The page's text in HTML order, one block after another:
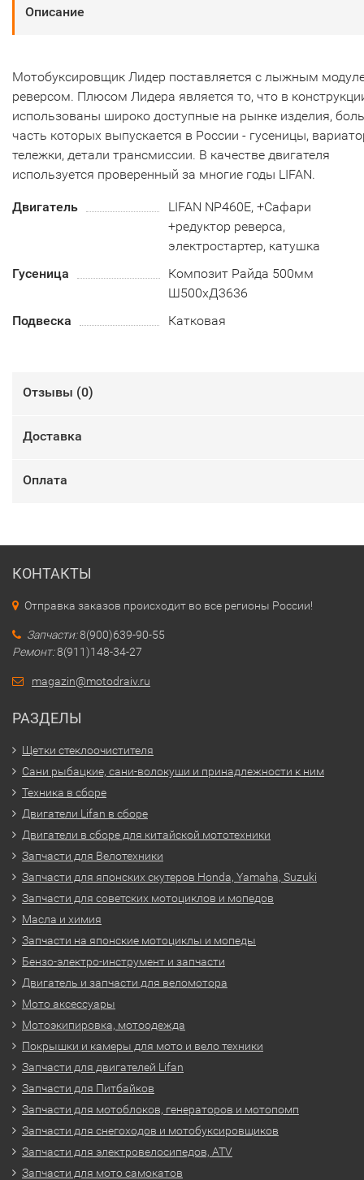
Описание
Мотобуксировщик Лидер поставляется с лыжным
реверсом. Плюсом Лидера является то, что в
использованы широко доступные на рынке изделия,
часть которых выпускается в России - гусеницы,
тележки, детали трансмиссии. В качестве двигателя
используется проверенный за многие годы LIFAN.
Двигатель
LIFAN NP460E, +Сафари
+редуктор реверса,
электростартер, катушка
Гусеница
Композит Райда 500мм
Ш500хД3636
Подвеска
Катковая
Отзывы (0)
Доставка
Оплата
КОНТАКТЫ
Отправка заказов происходит во все регионы России!
Запчасти:8(900)639-90-55
Ремонт:8(911)148-34-27
magazin@motodraiv.ru
РАЗДЕЛЫ
Щетки стеклоочистителя
Сани рыбацкие, сани-волокуши и принадлежности к ним
Техника в сборе
Двигатели Lifan в сборе
Двигатели в сборе для китайской мототехники
Запчасти для Велотехники
Запчасти для японских скутеров Honda, Yamaha, Suzuki
Запчасти для советских мотоциклов и мопедов
Масла и химия
Запчасти на японские мотоциклы и мопеды
Бензо-электро-инструмент и запчасти
Двигатель и запчасти для веломотора
Мото аксессуары
Мотоэкипировка, мотоодежда
Покрышки и камеры для мото и вело техники
Запчасти для двигателей Lifan
Запчасти для Питбайков
Запчасти для мотоблоков, генераторов и мотопомп
Запчасти для снегоходов и мотобуксировщиков
Запчасти для электровелосипедов, ATV
Запчасти для мото самокатов